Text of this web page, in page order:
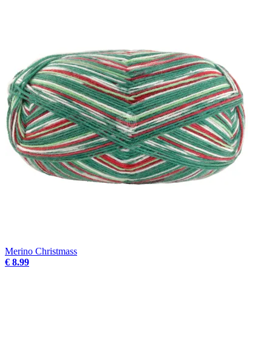
Merino Christmass
€ 8.99